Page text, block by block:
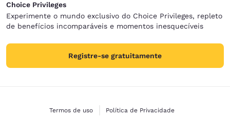
Choice Privileges
Experimente o mundo exclusivo do Choice Privileges, repleto
de benefícios incomparáveis e momentos inesquecíveis
Registre-se gratuitamente
Termos de uso Política de Privacidade